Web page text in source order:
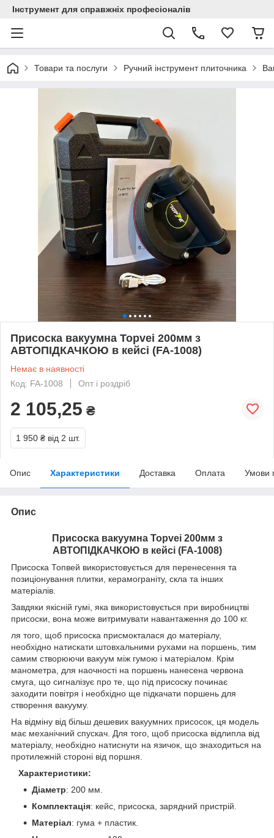
Інструмент для справжніх професіоналів
Товари та послуги Ручний інструмент плиточника
Присоска вакуумна Topvei 200мм з
АВТОПІДКАЧКОЮ в кейсі (FA-1008)
Немає в наявності
Код: FA-1008
Опт і роздріб
2 105,25 ₴
1 950 ₴ від 2 шт.
Опис Характеристики Доставка Оплата Умови
Опис
Присоска вакуумна Topvei 200мм з
АВТОПІДКАЧКОЮ в кейсі (FA-1008)
Присоска Топвей використовується для перенесення та
позиціонування плитки, керамограніту, скла та інших
матеріалів.
Завдяки якісній гумі, яка використовується при виробництві
присоски, вона може витримувати навантаження до 100 кг.
ля того, щоб присоска присмокталася до матеріалу,
необхідно натискати штовхальними рухами на поршень, тим
самим створюючи вакуум між гумою і матеріалом. Крім
манометра, для наочності на поршень нанесена червона
смуга, що сигналізує про те, що під присоску починає
заходити повітря і необхідно ще підкачати поршень для
створення вакууму.
На відміну від більш дешевих вакуумних присосок, ця модель
має механічний спускач. Для того, щоб присоска відлипла від
матеріалу, необхідно натиснути на язичок, що знаходиться на
протилежній стороні від поршня.
Характеристики:
Діаметр: 200 мм.
Комплектація: кейс, присоска, зарядний пристрій.
Матеріал: гума + пластик.